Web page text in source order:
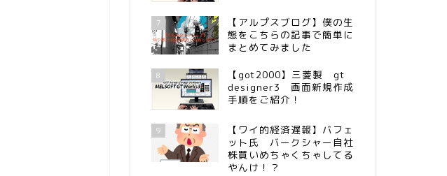
7
【アルプスブログ】僕の生
態をこちらの記事で簡単に
まとめてみました
8
【got2000】三菱製 gt
designer3 画面新規作成
手順をご紹介！
9
【ワイ的経済遅報】バフェ
ット氏 バークシャー自社
株買いめちゃくちゃしてる
やんけ！？